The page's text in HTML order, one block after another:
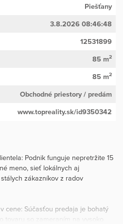
Piešťany
3.8.2026 08:46:48
12531899
85 m2
85 m2
Obchodné priestory/ predám
www.topreality.sk/id9350342
Podnik funguje nepretržite 15
meno, sieť lokálnych aj
zákazníkov z radov
cene: Súčasťou predaja je bohatý
tovaru so zameraním na vysoko